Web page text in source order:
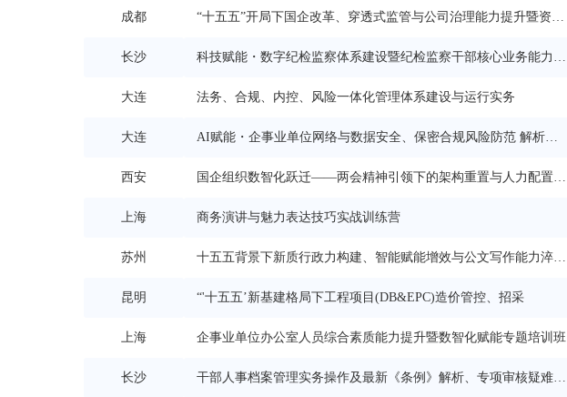
成都 “十五五”开局下国企改革、穿透式监管与公司治理能力提升暨资本
运作与合规风控全流程
长沙 科技赋能・数字纪检监察体系建设暨纪检监察干部核心业务能力提
升专题研修班
大连 法务、合规、内控、风险一体化管理体系建设与运行实务
大连 AI赋能・企事业单位网络与数据安全、保密合规风险防范 解析暨
实战落地沙盘推演专题
西安 国企组织数智化跃迁——两会精神引领下的架构重置与人力配置实
战指南
上海 商务演讲与魅力表达技巧实战训练营
苏州 十五五背景下新质行政力构建、智能赋能增效与公文写作能力淬
炼、综合素养全面提升高级
昆明 “'十五五’新基建格局下工程项目(DB&EPC)造价管控、招采
上海 企事业单位办公室人员综合素质能力提升暨数智化赋能专题培训班
长沙 干部人事档案管理实务操作及最新《条例》解析、专项审核疑难问